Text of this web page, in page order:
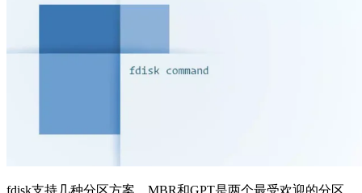
fdisk支持几种分区方案。MBR和GPT是两个最受欢迎的分区